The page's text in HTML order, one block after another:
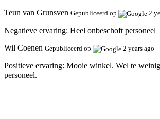
Teun van Grunsven Gepubliceerd op 2
Negatieve ervaring: Heel onbeschoft personeel
Wil Coenen Gepubliceerd op 2 years ago
Positieve ervaring: Mooie winkel. Wel te
personeel.